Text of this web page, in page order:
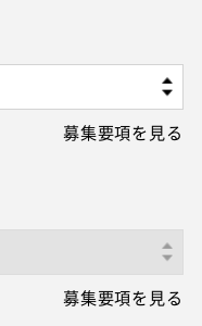
募集要項を見る
募集要項を見る